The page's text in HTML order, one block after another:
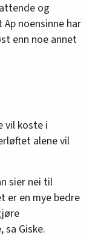
og
noensinne har
enn noe annet
vil koste i
alene vil
sier nei til
er en mye bedre
Giske.